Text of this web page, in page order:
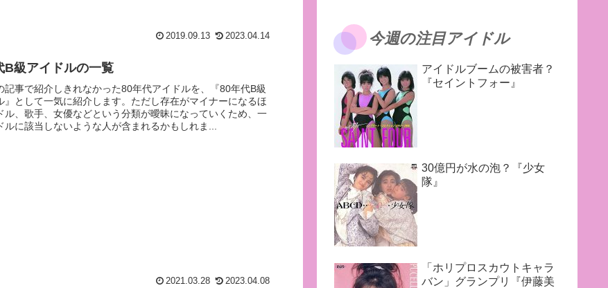
2019.09.13 2023.04.14
B級アイドルの一覧
記事で紹介しきれなかった80年代アイドルを、『80年代B級
』として一気に紹介します。ただし存在がマイナーになるほ
ル、歌手、女優などという分類が曖昧になっていくため、一
ルに該当しないような人が含まれるかもしれま...
2021.03.28 2023.04.08
今週の注目アイドル
アイドルブームの被害者？
『セイントフォー』
30億円が水の泡？『少女
隊』
「ホリプロスカウトキャラ
バン」グランプリ『伊藤美